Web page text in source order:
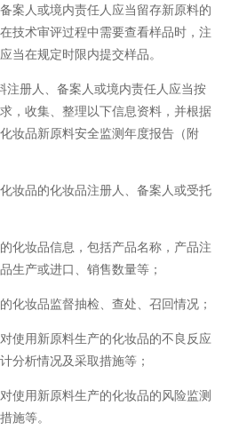
案人或境内责任人应当留存新原料的
技术审评过程中需要查看样品时，注
当在规定时限内提交样品。
册人、备案人或境内责任人应当按
，收集、整理以下信息资料，并根据
妆品新原料安全监测年度报告（附
妆品的化妆品注册人、备案人或受托
化妆品信息，包括产品名称，产品注
生产或进口、销售数量等；
化妆品监督抽检、查处、召回情况；
使用新原料生产的化妆品的不良反应
分析情况及采取措施等；
使用新原料生产的化妆品的风险监测
施等。